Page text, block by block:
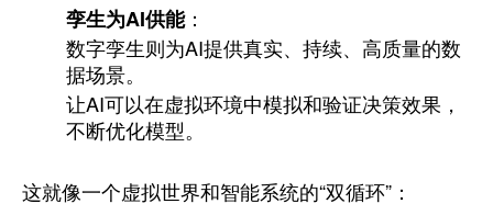
孪生为AI供能：
数字孪生则为AI提供真实、持续、高质量的数
据场景。
让AI可以在虚拟环境中模拟和验证决策效果，
不断优化模型。
这就像一个虚拟世界和智能系统的“双循环”：